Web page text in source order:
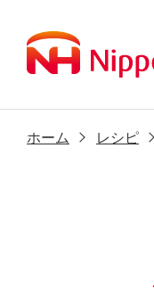
ホーム レシピ